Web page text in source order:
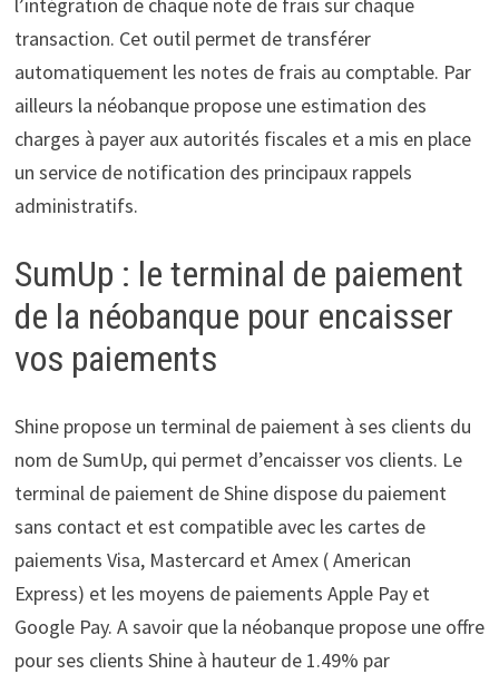
transaction. Cet outil permet de transférer
automatiquement les notes de frais au comptable. Par
ailleurs la néobanque propose une estimation des
charges à payer aux autorités fiscales et a mis en place
un service de notification des principaux rappels
administratifs.
SumUp : le terminal de paiement
de la néobanque pour encaisser
vos paiements
Shine propose un terminal de paiement à ses clients du
nom de SumUp, qui permet d’encaisser vos clients. Le
terminal de paiement de Shine dispose du paiement
sans contact et est compatible avec les cartes de
paiements Visa, Mastercard et Amex ( American
Express) et les moyens de paiements Apple Pay et
Google Pay. A savoir que la néobanque propose une offre
pour ses clients Shine à hauteur de 1.49% par